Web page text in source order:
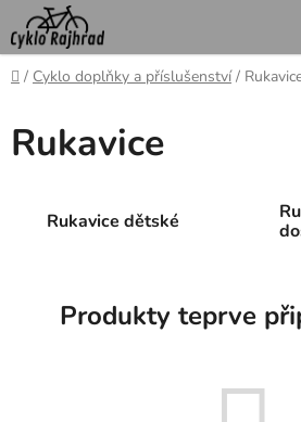
Přejít
na
obsah
Domů
/ Cyklo doplňky a příslušenství /
Rukavice
Rukavice dětské
Produkty teprve